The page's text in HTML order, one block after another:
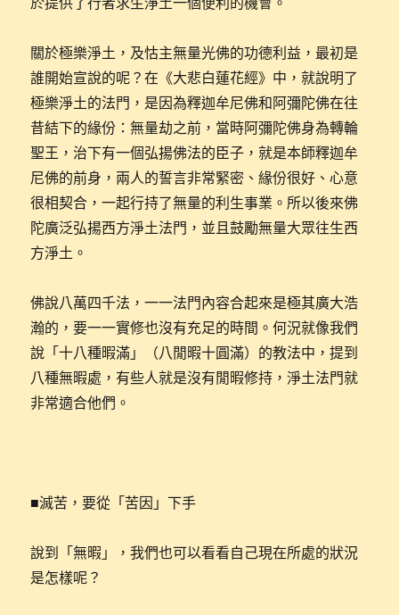
關於極樂淨土，及怙主無量光佛的功德利益，最初是
誰開始宣說的呢？在《大悲白蓮花經》中，就說明了
極樂淨土的法門，是因為釋迦牟尼佛和阿彌陀佛在往
昔結下的緣份：無量劫之前，當時阿彌陀佛身為轉輪
聖王，治下有一個弘揚佛法的臣子，就是本師釋迦牟
尼佛的前身，兩人的誓言非常緊密、緣份很好、心意
很相契合，一起行持了無量的利生事業。所以後來佛
陀廣泛弘揚西方淨土法門，並且鼓勵無量大眾往生西
方淨土。
佛說八萬四千法，一一法門內容合起來是極其廣大浩
瀚的，要一一實修也沒有充足的時間。何況就像我們
說「十八種暇滿」（八閒暇十圓滿）的教法中，提到
八種無暇處，有些人就是沒有閒暇修持，淨土法門就
非常適合他們。
■滅苦，要從「苦因」下手
說到「無暇」，我們也可以看看自己現在所處的狀況
是怎樣呢？